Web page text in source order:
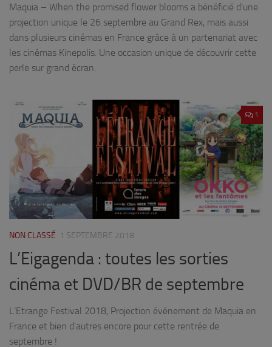
Maquia – When the promised flower blooms a bénéficié d’une
projection unique le 26 septembre au Grand Rex, mais aussi
dans plusieurs cinémas en France grâce à un partenariat avec
les cinémas Kinepolis. Une occasion unique de découvrir cette
perle sur grand écran.
1
NON CLASSÉ 1 SEPTEMBRE 2018
L’Eigagenda : toutes les sorties
cinéma et DVD/BR de septembre
L’Etrange Festival 2018, Projection événement de Maquia en
France et bien d’autres encore pour cette rentrée de
septembre !